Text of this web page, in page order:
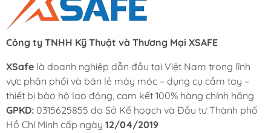
Công ty TNHH Kỹ Thuật và Thương Mại XSAFE
XSafe là doanh nghiệp dẫn đầu tại Việt Nam trong lĩnh
vực phân phối và bán lẻ máy móc – dụng cụ cầm tay –
thiết bị bảo hộ lao động, cam kết 100% hàng chính hãng.
GPKD: 0315625855 do Sở Kế hoạch và Đầu tư Thành phố
Hồ Chí Minh cấp ngày 12/04/2019